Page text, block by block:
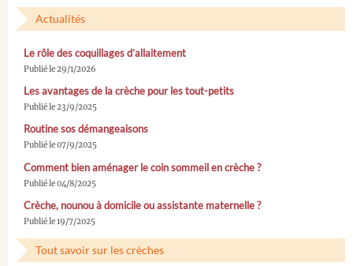
Actualités
Le rôle des coquillages d’allaitement
Publié le 29/1/2026
Les avantages de la crèche pour les tout-petits
Publié le 23/9/2025
Routine sos démangeaisons
Publié le 07/9/2025
Comment bien aménager le coin sommeil en crèche ?
Publié le 04/8/2025
Crèche, nounou à domicile ou assistante maternelle ?
Publié le 19/7/2025
Tout savoir sur les crèches